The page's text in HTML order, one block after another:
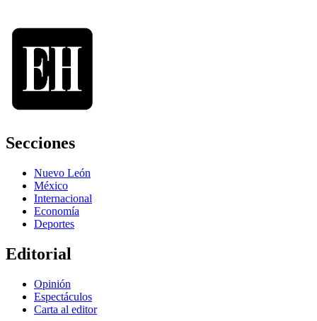
Secciones
Nuevo León
México
Internacional
Economía
Deportes
Editorial
Opinión
Espectáculos
Carta al editor